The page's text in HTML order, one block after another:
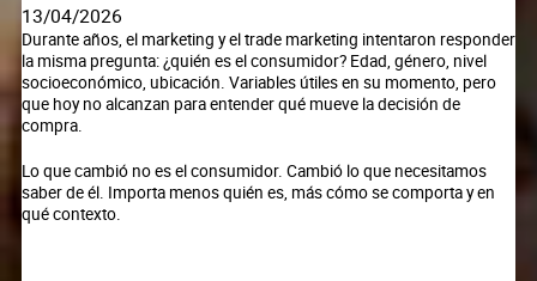
13/04/2026
Durante años, el marketing y el trade marketing intentaron responder
la misma pregunta: ¿quién es el consumidor? Edad, género, nivel
socioeconómico, ubicación. Variables útiles en su momento, pero
que hoy no alcanzan para entender qué mueve la decisión de
compra.
Lo que cambió no es el consumidor. Cambió lo que necesitamos
saber de él. Importa menos quién es, más cómo se comporta y en
qué contexto.